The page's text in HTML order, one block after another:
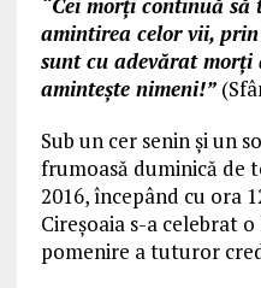
amintirea celor vii,
sunt cu adevărat
aminteşte nimeni!”
Sub un cer senin și un
frumoasă duminică de
2016, începând cu ora
Cireșoaia s-a celebrat
pomenire a tuturor